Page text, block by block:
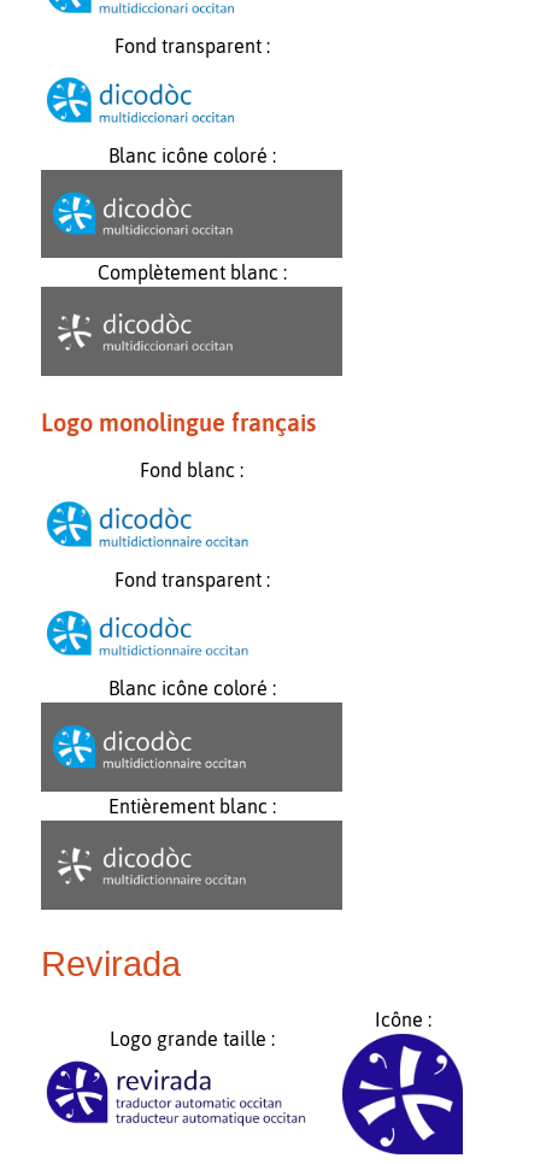
Fond transparent :
Blanc icône coloré :
Complètement blanc :
Logo monolingue français
Fond blanc :
Fond transparent :
Blanc icône coloré :
Entièrement blanc :
Revirada
Logo grande taille :
Icône :